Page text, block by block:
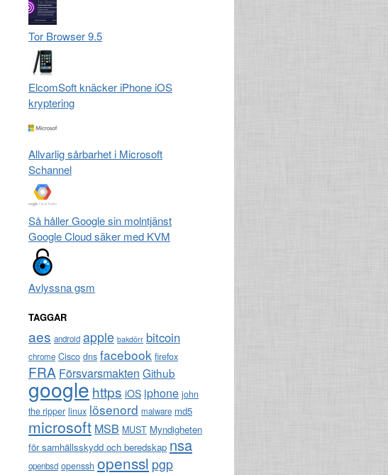
Tor Browser 9.5
ElcomSoft knäcker iPhone iOS
kryptering
Allvarlig sårbarhet i Microsoft
Schannel
Så håller Google sin molntjänst
Google Cloud säker med KVM
Avlyssna gsm
TAGGAR
aes android apple bakdörr bitcoin
chrome Cisco dns facebook firefox
FRA Försvarsmakten Github
google https iOS iphone john
the ripper linux lösenord malware md5
microsoft MSB MUST Myndigheten
för samhällsskydd och beredskap nsa
openbsd openssh openssl pgp